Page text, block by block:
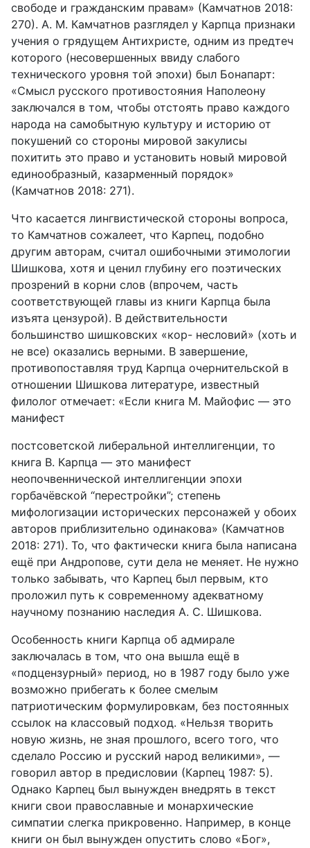
свободе и гражданским правам» (Камчатнов 2018:
270). А. М. Камчатнов разглядел у Карпца признаки
учения о грядущем Антихристе, одним из предтеч
которого (несовершен­ных ввиду слабого
технического уровня той эпохи) был Бонапарт:
«Смысл русского противостояния Наполеону
заключался в том, чтобы отстоять право каждого
народа на самобытную культуру и историю от
покушений со стороны мировой закулисы
похитить это право и установить новый мировой
единообразный, казарменный порядок»
(Камчатнов 2018: 271).
Что касается лингвистической стороны вопроса,
то Камчатнов сожа­леет, что Карпец, подобно
другим авторам, считал ошибочными этимо­логии
Шишкова, хотя и ценил глубину его поэтических
прозрений в кор­ни слов (впрочем, часть
соответствующей главы из книги Карпца была
изъята цензурой). В действительности
большинство шишковских «кор- несловий» (хоть и
не все) оказались верными. В завершение,
противопо­ставляя труд Карпца очернительской в
отношении Шишкова литературе, известный
филолог отмечает: «Если книга М. Майофис — это
манифест
постсоветской либеральной интеллигенции, то
книга В. Карпца — это манифест
неопочвеннической интеллигенции эпохи
горбачёвской “пе­рестройки”; степень
мифологизации исторических персонажей у обоих
авторов приблизительно одинакова» (Камчатнов
2018: 271). То, что фак­тически книга была написана
ещё при Андропове, сути дела не меняет. Не нужно
только забывать, что Карпец был первым, кто
проложил путь к сов­ременному адекватному
научному познанию наследия А. С. Шишкова.
Особенность книги Карпца об адмирале
заключалась в том, что она вышла ещё в
«подцензурный» период, но в 1987 году было уже
возможно прибегать к более смелым
патриотическим формулировкам, без посто­янных
ссылок на классовый подход. «Нельзя творить
новую жизнь, не зная прошлого, всего того, что
сделало Россию и русский народ велики­ми», —
говорил автор в предисловии (Карпец 1987: 5).
Однако Карпец был вынужден внедрять в текст
книги свои православные и монархиче­ские
симпатии слегка прикровенно. Например, в конце
книги он был вынужден опустить слово «Бог»,